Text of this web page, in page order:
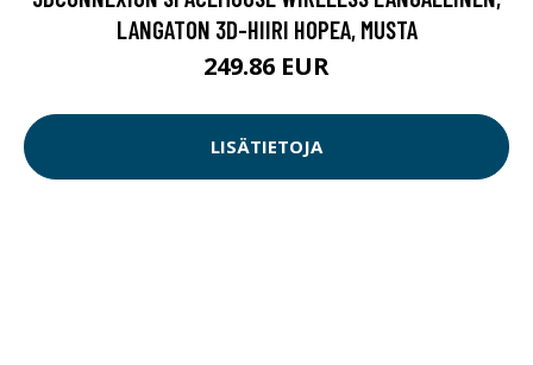
LANGATON 3D-HIIRI HOPEA, MUSTA
249.86 EUR
LISÄTIETOJA